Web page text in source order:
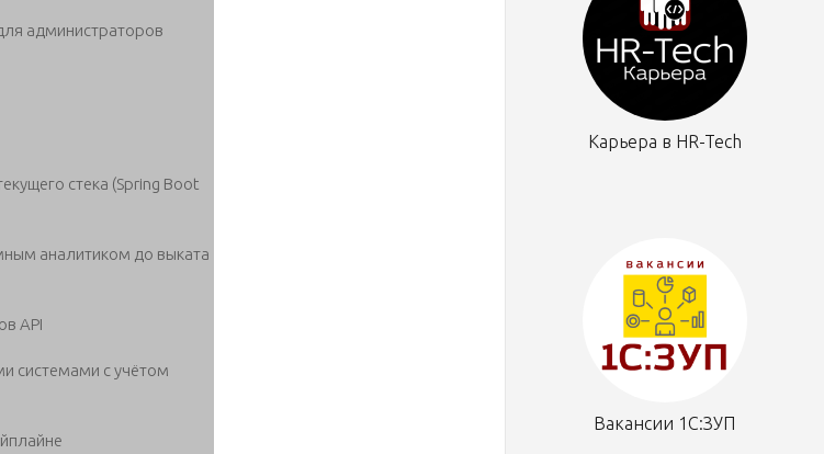
администраторов
стека (Spring Boot
аналитиком до выката
API
системами с учётом
Карьера в HR-Tech
Вакансии 1С:ЗУП